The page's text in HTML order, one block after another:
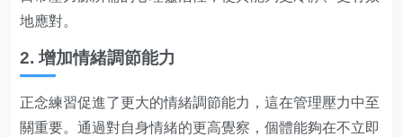
地應對。
2. 增加情緒調節能力
正念練習促進了更大的情緒調節能力，這在管理壓力中至
關重要。通過對自身情緒的更高覺察，個體能夠在不立即